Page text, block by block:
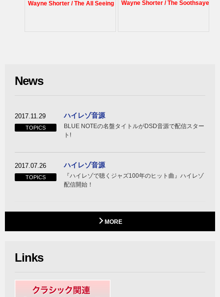
Wayne Shorter / The All Seeing EyeWayne Shorter / The Soothsayer
News
2017.11.29
TOPICS
ハイレゾ音源
BLUE NOTEの名盤タイトルがDSD音源で配信スター
ト!
2017.07.26
TOPICS
ハイレゾ音源
『ハイレゾで聴くジャズ100年のヒット曲』ハイレゾ
配信開始！
MORE
Links